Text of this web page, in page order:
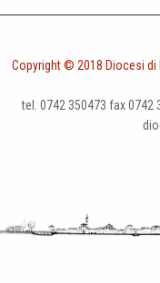
Copyright © 2018 Diocesi di
tel. 0742 350473 fax